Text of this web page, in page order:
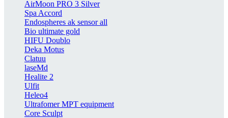
AirMoon PRO 3 Silver
Spa Accord
Endospheres ak sensor all
Bio ultimate gold
HIFU Doublo
Deka Motus
Clatuu
laseMd
Healite 2
Ulfit
Heleo4
Ultrafomer MPT equipment
Core Sculpt